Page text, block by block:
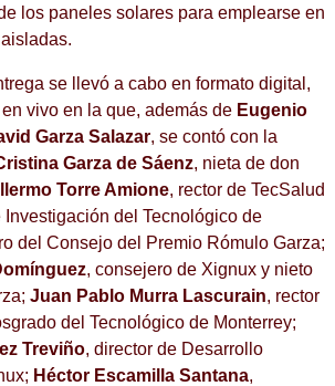
los paneles solares para emplearse en
se llevó a cabo en formato digital,
vivo en la que, además de Eugenio
Garza Salazar, se contó con la
Garza de Sáenz, nieta de don
Torre Amione, rector de TecSalud
del Tecnológico de
del Consejo del Premio Rómulo Garza;
, consejero de Xignux y nieto
Juan Pablo Murra Lascurain, rector
del Tecnológico de Monterrey;
Treviño, director de Desarrollo
Héctor Escamilla Santana,